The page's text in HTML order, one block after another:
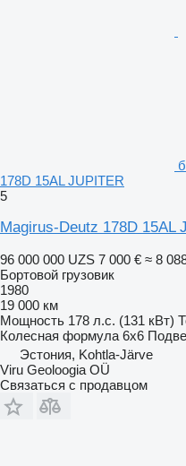
178D 15AL JUPITER
5
Magirus-Deutz 178D 15AL
96 000 000 UZS 7 000 € ≈ 8
Бортовой грузовик
1980
19 000 км
Мощность 178 л.с. (131 кВт)
Колесная формула 6x6
Эстония, Kohtla-Järve
Viru Geoloogia OÜ
Связаться с продавцом